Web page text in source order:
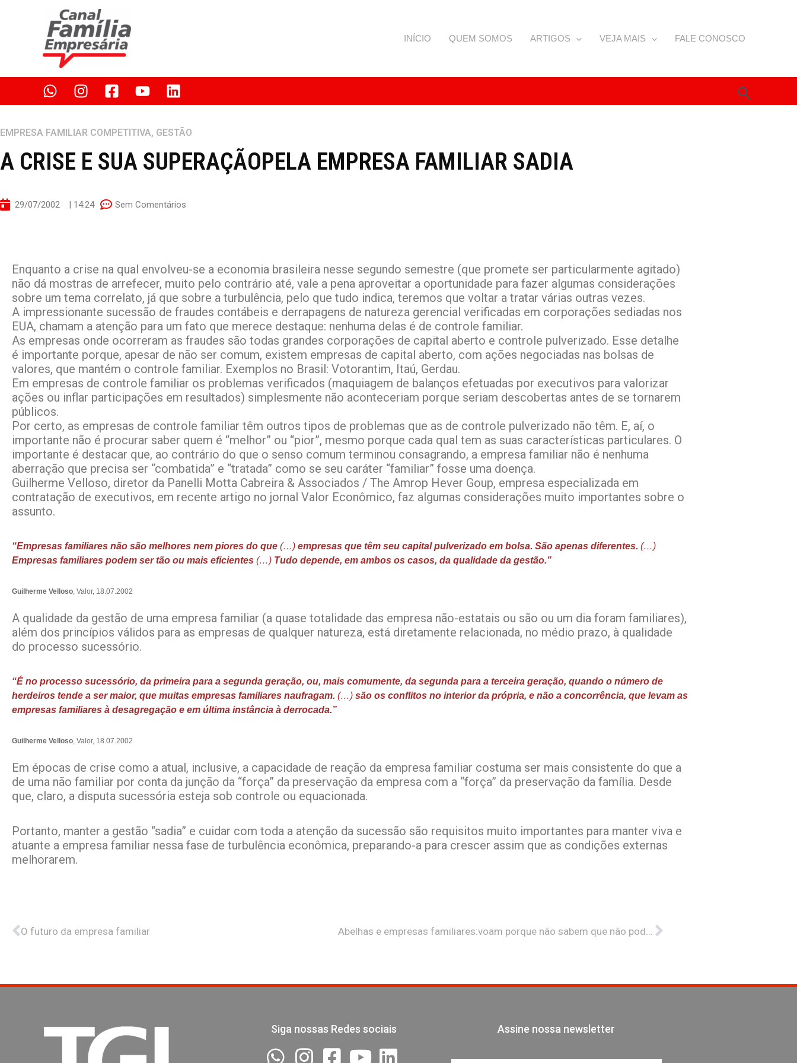
INÍCIO QUEM SOMOS ARTIGOS VEJA MAIS FALE CONOSCO
EMPRESA FAMILIAR COMPETITIVA, GESTÃO
A CRISE E SUA SUPERAÇÃOPELA EMPRESA FAMILIAR SADIA
29/07/2002 | 14:24 Sem Comentários
Enquanto a crise na qual envolveu-se a economia brasileira nesse segundo semestre (que promete ser particularmente agitado)
não dá mostras de arrefecer, muito pelo contrário até, vale a pena aproveitar a oportunidade para fazer algumas considerações
sobre um tema correlato, já que sobre a turbulência, pelo que tudo indica, teremos que voltar a tratar várias outras vezes.
A impressionante sucessão de fraudes contábeis e derrapagens de natureza gerencial verificadas em corporações sediadas nos
EUA, chamam a atenção para um fato que merece destaque: nenhuma delas é de controle familiar.
As empresas onde ocorreram as fraudes são todas grandes corporações de capital aberto e controle pulverizado. Esse detalhe
é importante porque, apesar de não ser comum, existem empresas de capital aberto, com ações negociadas nas bolsas de
valores, que mantém o controle familiar. Exemplos no Brasil: Votorantim, Itaú, Gerdau.
Em empresas de controle familiar os problemas verificados (maquiagem de balanços efetuadas por executivos para valorizar
ações ou inflar participações em resultados) simplesmente não aconteceriam porque seriam descobertas antes de se tornarem
públicos.
Por certo, as empresas de controle familiar têm outros tipos de problemas que as de controle pulverizado não têm. E, aí, o
importante não é procurar saber quem é “melhor” ou “pior”, mesmo porque cada qual tem as suas características particulares. O
importante é destacar que, ao contrário do que o senso comum terminou consagrando, a empresa familiar não é nenhuma
aberração que precisa ser “combatida” e “tratada” como se seu caráter “familiar” fosse uma doença.
Guilherme Velloso, diretor da Panelli Motta Cabreira & Associados / The Amrop Hever Goup, empresa especializada em
contratação de executivos, em recente artigo no jornal Valor Econômico, faz algumas considerações muito importantes sobre o
assunto.
“Empresas familiares não são melhores nem piores do que (…) empresas que têm seu capital pulverizado em bolsa. São apenas diferentes. (…)
Empresas familiares podem ser tão ou mais eficientes (…) Tudo depende, em ambos os casos, da qualidade da gestão.”
Guilherme Velloso, Valor, 18.07.2002
A qualidade da gestão de uma empresa familiar (a quase totalidade das empresa não-estatais ou são ou um dia foram familiares),
além dos princípios válidos para as empresas de qualquer natureza, está diretamente relacionada, no médio prazo, à qualidade
do processo sucessório.
“É no processo sucessório, da primeira para a segunda geração, ou, mais comumente, da segunda para a terceira geração, quando o número de
herdeiros tende a ser maior, que muitas empresas familiares naufragam. (…) são os conflitos no interior da própria, e não a concorrência, que levam as
empresas familiares à desagregação e em última instância à derrocada.”
Guilherme Velloso, Valor, 18.07.2002
Em épocas de crise como a atual, inclusive, a capacidade de reação da empresa familiar costuma ser mais consistente do que a
de uma não familiar por conta da junção da “força” da preservação da empresa com a “força” da preservação da família. Desde
que, claro, a disputa sucessória esteja sob controle ou equacionada.
Portanto, manter a gestão “sadia” e cuidar com toda a atenção da sucessão são requisitos muito importantes para manter viva e
atuante a empresa familiar nessa fase de turbulência econômica, preparando-a para crescer assim que as condições externas
melhorarem.
Anterior
O futuro da empresa familiar Abelhas e empresas familiares:voam porque não sabem que não podem Próximo
Siga nossas Redes sociais Assine nossa newsletter